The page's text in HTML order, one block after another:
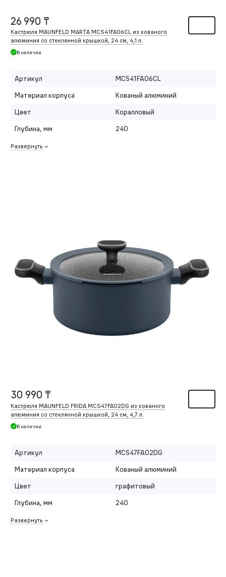
26 990 ₸
Кастрюля MAUNFELD MARTA MCS41FA06CL из кованого
алюминия со стеклянной крышкой, 24 см, 4,1 л.
В наличии
Артикул
MCS41FA06CL
Материал корпуса
Кованый алюминий
Цвет
Коралловый
Глубина, мм
240
Развернуть
30 990 ₸
Кастрюля MAUNFELD FRIDA MCS47FA02DG из кованого
алюминия со стеклянной крышкой, 24 см, 4,7 л.
В наличии
Артикул
MCS47FA02DG
Материал корпуса
Кованый алюминий
Цвет
графитовый
Глубина, мм
240
Развернуть